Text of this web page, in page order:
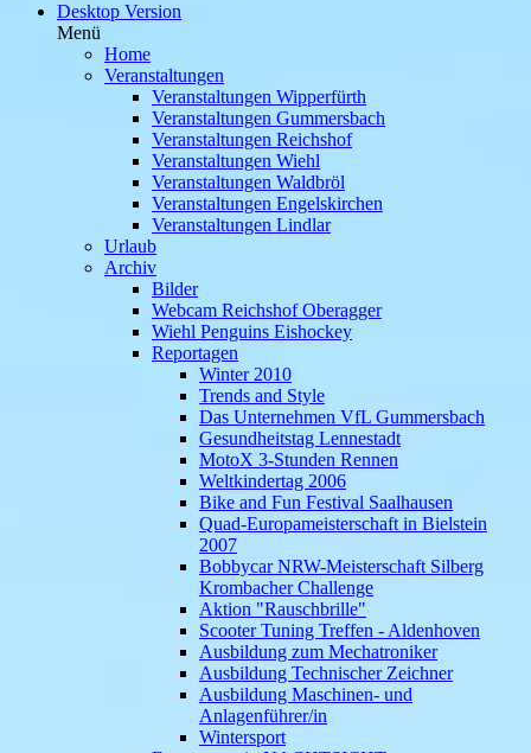
Desktop Version
Menü
Home
Veranstaltungen
Veranstaltungen Wipperfürth
Veranstaltungen Gummersbach
Veranstaltungen Reichshof
Veranstaltungen Wiehl
Veranstaltungen Waldbröl
Veranstaltungen Engelskirchen
Veranstaltungen Lindlar
Urlaub
Archiv
Bilder
Webcam Reichshof Oberagger
Wiehl Penguins Eishockey
Reportagen
Winter 2010
Trends and Style
Das Unternehmen VfL Gummersbach
Gesundheitstag Lennestadt
MotoX 3-Stunden Rennen
Weltkindertag 2006
Bike and Fun Festival Saalhausen
Quad-Europameisterschaft in Bielstein
2007
Bobbycar NRW-Meisterschaft Silberg
Krombacher Challenge
Aktion "Rauschbrille"
Scooter Tuning Treffen - Aldenhoven
Ausbildung zum Mechatroniker
Ausbildung Technischer Zeichner
Ausbildung Maschinen- und
Anlagenführer/in
Wintersport